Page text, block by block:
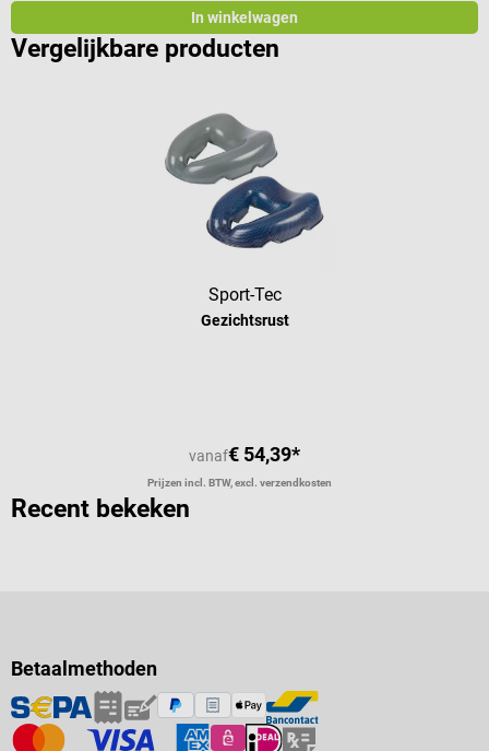
In winkelwagen
Vergelijkbare producten
Sport-Tec
Gezichtsrust
vanaf€ 54,39*
Prijzen incl. BTW, excl. verzendkosten
Recent bekeken
Betaalmethoden